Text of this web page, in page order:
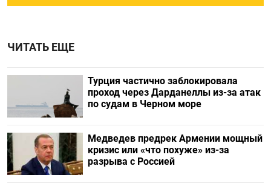
ЧИТАТЬ ЕЩЕ
Турция частично заблокировала
проход через Дарданеллы из-за атак
по судам в Черном море
Медведев предрек Армении мощный
кризис или «что похуже» из-за
разрыва с Россией